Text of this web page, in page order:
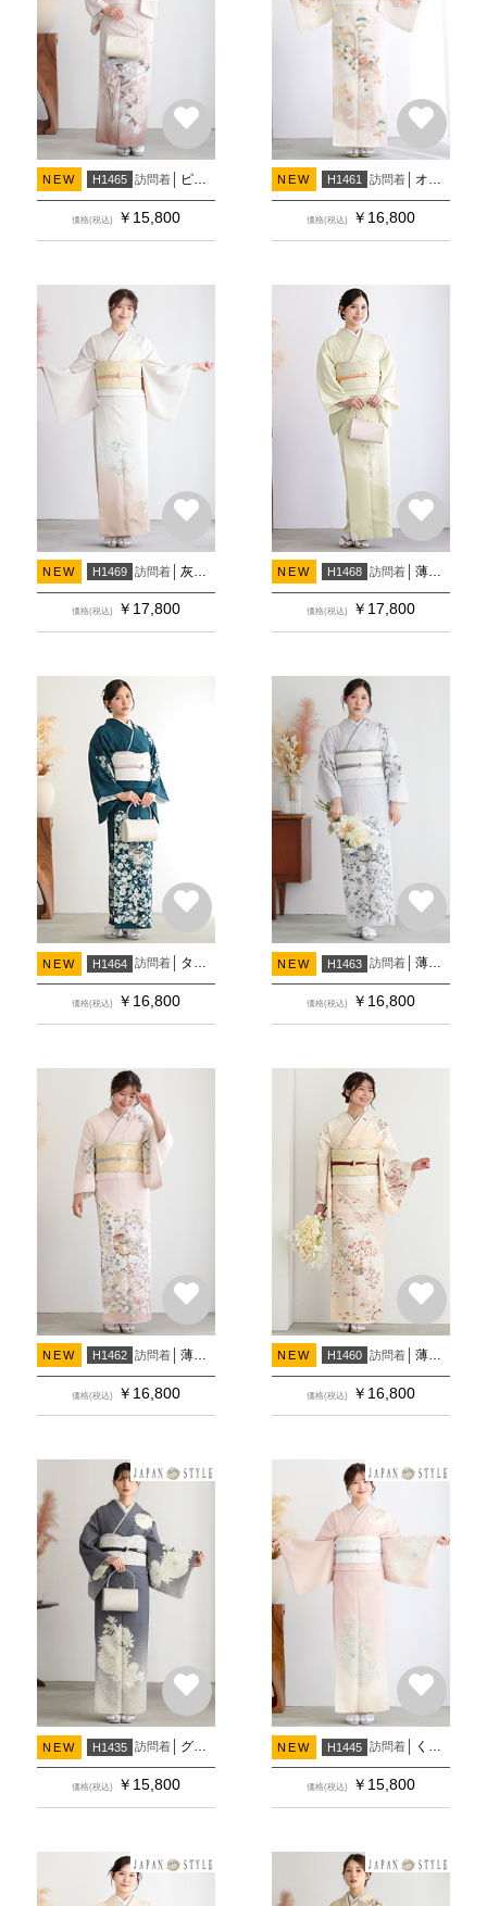
NEW H1465 訪問着 ピンクベージュぼかし 洋花
価格(税込) ￥ 15,800
NEW H1461 訪問着 オフホワイト 花車に吉祥文様
価格(税込) ￥ 16,800
NEW H1469 訪問着
価格(税込) ￥ 17,800
NEW H1468 訪問着
価格(税込) ￥ 17,800
NEW H1464 訪問着 ターコイズブルー 貝桶に草花(H1483)(H1484)
価格(税込) ￥ 16,800
NEW H1463 訪問着 薄ブルーグレー 貝桶に草花
価格(税込) ￥ 16,800
NEW H1462 訪問着
価格(税込) ￥ 16,800
NEW H1460 訪問着
価格(税込) ￥ 16,800
NEW H1435 訪問着 グレー むじな菊
価格(税込) ￥ 15,800
NEW H1445 訪問着 くすみピンク むじな菊
価格(税込) ￥ 15,800